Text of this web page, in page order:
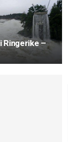
Ringerike –